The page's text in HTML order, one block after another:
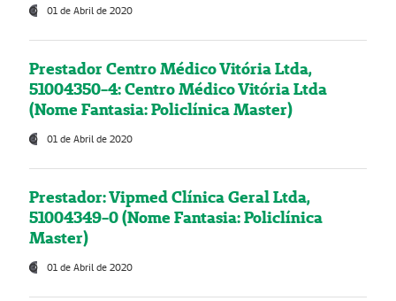
01 de Abril de 2020
Prestador Centro Médico Vitória Ltda,
51004350-4: Centro Médico Vitória Ltda
(Nome Fantasia: Policlínica Master)
01 de Abril de 2020
Prestador: Vipmed Clínica Geral Ltda,
51004349-0 (Nome Fantasia: Policlínica
Master)
01 de Abril de 2020